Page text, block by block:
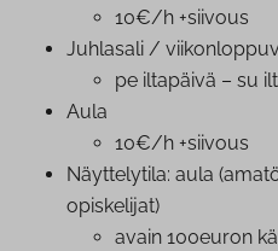
10€/h +siivous
Juhlasali /
pe iltapäivä – su
Aula
10€/h +siivous
Näyt­te­ly­ti­la: aula
opiskelijat)
avain 100euron